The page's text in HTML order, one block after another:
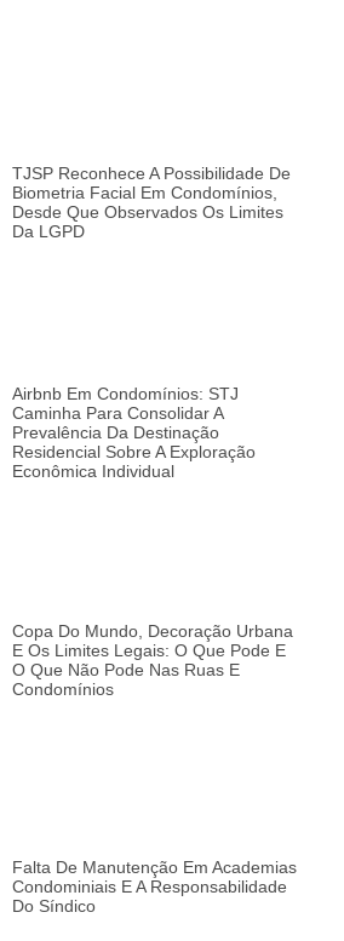
TJSP Reconhece A Possibilidade De
Biometria Facial Em Condomínios,
Desde Que Observados Os Limites
Da LGPD
Airbnb Em Condomínios: STJ
Caminha Para Consolidar A
Prevalência Da Destinação
Residencial Sobre A Exploração
Econômica Individual
Copa Do Mundo, Decoração Urbana
E Os Limites Legais: O Que Pode E
O Que Não Pode Nas Ruas E
Condomínios
Falta De Manutenção Em Academias
Condominiais E A Responsabilidade
Do Síndico